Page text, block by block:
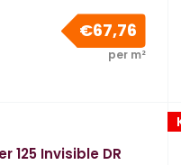
€67,76
per m²
125 Invisible DR